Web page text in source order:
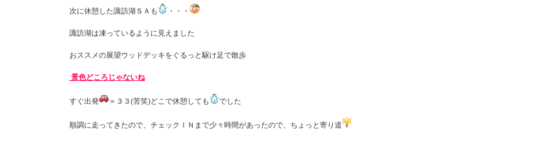
次に休憩した諏訪湖ＳＡも ・・・
諏訪湖は凍っているように見えました
おススメの展望ウッドデッキをぐるっと駆け足で散歩
景色どころじゃないね
すぐ出発 ＝３３(苦笑)どこで休憩しても でした
順調に走ってきたので、チェックＩＮまで少々時間があったので、ちょっと寄り道